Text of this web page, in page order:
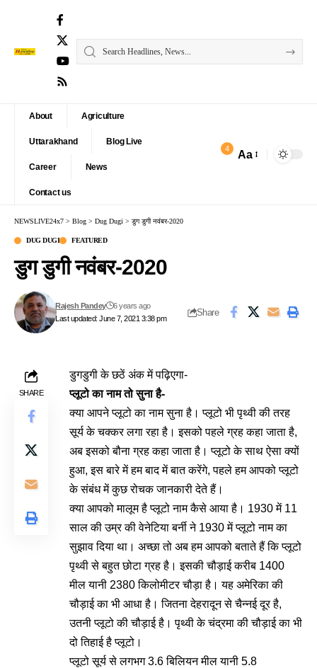
About Agriculture
Uttarakhand Blog Live
Career News
Contact us
4 Aa
NEWSLIVE24x7 > Blog > Dug Dugi > डुग डुगी नवंबर-2020
DUG DUGI FEATURED
डुग डुगी नवंबर-2020
Last updated: June 7, 2021 3:38 pm
Rajesh Pandey 6 years ago
Share
SHARE
डुगडुगी के छठें अंक में पढ़िएगा-
प्लूटो का नाम तो सुना है-
क्या आपने प्लूटो का नाम सुना है। प्लूटो भी पृथ्वी की तरह
सूर्य के चक्कर लगा रहा है। इसको पहले ग्रह कहा जाता है,
अब इसको बौना ग्रह कहा जाता है। प्लूटो के साथ ऐसा क्यों
हुआ, इस बारे में हम बाद में बात करेंगे, पहले हम आपको प्लूटो
के संबंध में कुछ रोचक जानकारी देते हैं।
क्या आपको मालूम है प्लूटो नाम कैसे आया है। 1930 में 11
साल की उम्र की वेनेटिया बर्नी ने 1930 में प्लूटो नाम का
सुझाव दिया था। अच्छा तो अब हम आपको बताते हैं कि प्लूटो
पृथ्वी से बहुत छोटा ग्रह है। इसकी चौड़ाई करीब 1400
मील यानी 2380 किलोमीटर चौड़ा है। यह अमेरिका की
चौड़ाई का भी आधा है। जितना देहरादून से चैन्नई दूर है,
उतनी प्लूटो की चौड़ाई है। पृथ्वी के चंद्रमा की चौड़ाई का भी
दो तिहाई है प्लूटो।
प्लूटो सूर्य से लगभग 3.6 बिलियन मील यानी 5.8